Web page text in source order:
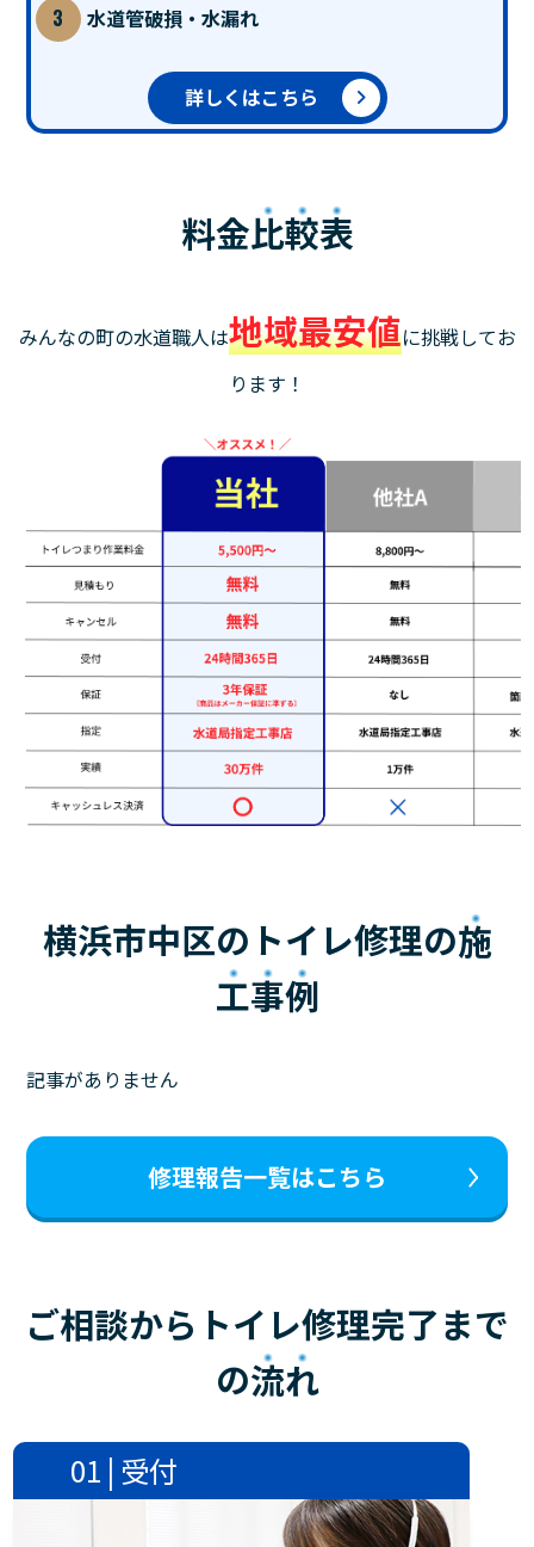
水道管破損・水漏れ
詳しくはこちら
料金比較表
みんなの町の水道職人は地域最安値に挑戦してお
ります！
横浜市中区のトイレ修理の施
工事例
記事がありません
修理報告一覧はこちら
ご相談からトイレ修理完了まで
の流れ
01 | 受付